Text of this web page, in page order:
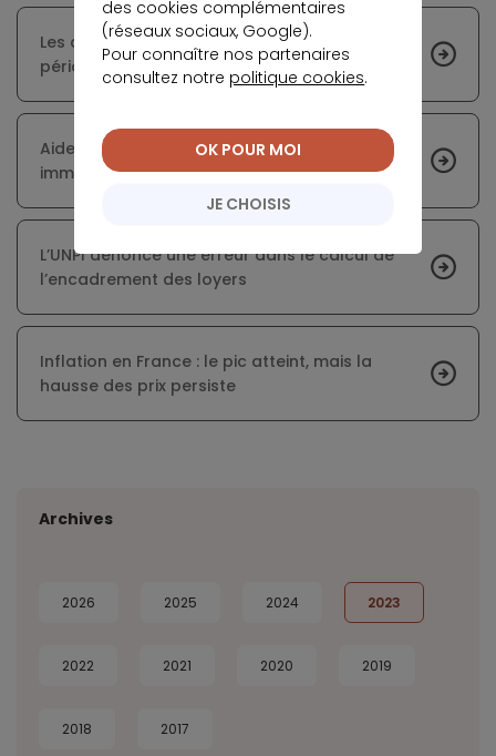
Les conseils des experts pour minimiser la
période de vacance d’un bien locatif
Aider son enfant à se constituer un apport
immobilier sans impôt
L’UNPI dénonce une erreur dans le calcul de
l’encadrement des loyers
Inflation en France : le pic atteint, mais la
hausse des prix persiste
Archives
2026 2025 2024 2023
2022 2021 2020 2019
2018 2017
des cookies complémentaires
(réseaux sociaux, Google).
Pour connaître nos partenaires
consultez notre politique cookies.
JE CHOISIS
OK POUR MOI